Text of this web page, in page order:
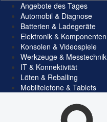
Angebote des Tages
Automobil & Diagnose
Batterien & Ladegeräte
Elektronik & Komponenten
Konsolen & Videospiele
Werkzeuge & Messtechnik
IT & Konnektivität
Löten & Reballing
Mobiltelefone & Tablets